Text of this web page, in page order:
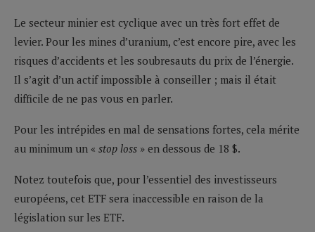
Le secteur minier est cyclique avec un très fort effet de
levier. Pour les mines d’uranium, c’est encore pire, avec les
risques d’accidents et les soubresauts du prix de l’énergie.
Il s’agit d’un actif impossible à conseiller ; mais il était
difficile de ne pas vous en parler.
Pour les intrépides en mal de sensations fortes, cela mérite
au minimum un « stop loss » en dessous de 18 $.
Notez toutefois que, pour l’essentiel des investisseurs
européens, cet ETF sera inaccessible en raison de la
législation sur les ETF.